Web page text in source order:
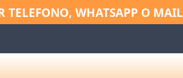
TELEFONO, WHATSAPP O